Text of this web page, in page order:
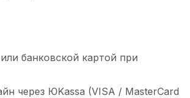
банковской картой при
через ЮKassa (VISA / MasterCard